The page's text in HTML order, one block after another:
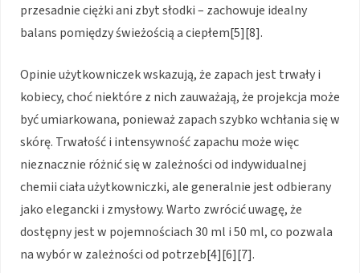
przesadnie ciężki ani zbyt słodki – zachowuje idealny
balans pomiędzy świeżością a ciepłem[5][8].
Opinie użytkowniczek wskazują, że zapach jest trwały i
kobiecy, choć niektóre z nich zauważają, że projekcja może
być umiarkowana, ponieważ zapach szybko wchłania się w
skórę. Trwałość i intensywność zapachu może więc
nieznacznie różnić się w zależności od indywidualnej
chemii ciała użytkowniczki, ale generalnie jest odbierany
jako elegancki i zmysłowy. Warto zwrócić uwagę, że
dostępny jest w pojemnościach 30 ml i 50 ml, co pozwala
na wybór w zależności od potrzeb[4][6][7].